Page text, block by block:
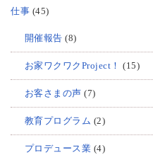
仕事 (45)
開催報告 (8)
お家ワクワクProject！ (15)
お客さまの声 (7)
教育プログラム (2)
プロデュース業 (4)